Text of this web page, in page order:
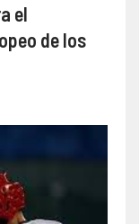
el
de los